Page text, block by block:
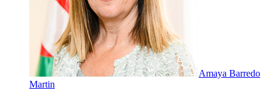
Amaya Barredo
Martin